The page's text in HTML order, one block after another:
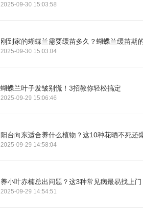
2025-09-30 15:03:58
刚到家的蝴蝶兰需要缓苗多久？蝴蝶兰缓苗期
2025-09-30 15:03:04
蝴蝶兰叶子发皱别慌！3招教你轻松搞定
2025-09-29 15:06:46
阳台向东适合养什么植物？这10种花晒不死还
2025-09-29 14:58:04
养小叶赤楠总出问题？这3种常见病最易找上门
2025-09-29 14:54:51